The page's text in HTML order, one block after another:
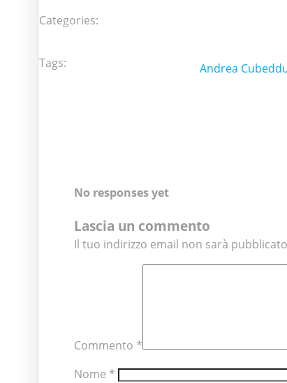
Categories:
Tags: Andrea
No responses yet
Lascia un commento
Il tuo indirizzo email non sarà
Commento *
Nome *